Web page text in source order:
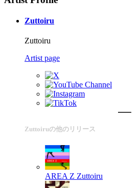
Zuttoiru
Zuttoiru
Artist page
Zuttoiruの他のリリース
AREA Z Zuttoiru